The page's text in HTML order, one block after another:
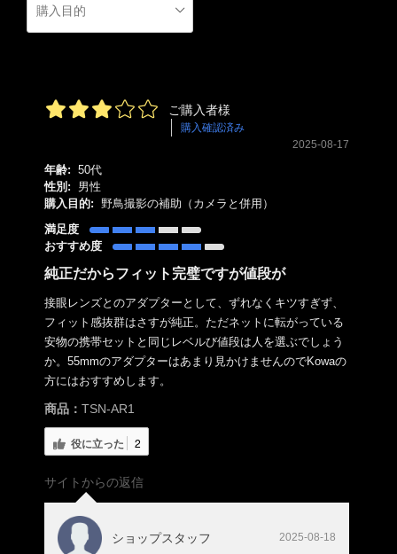
ご購入者様
購入確認済み
2025-08-17
年齢: 50代
性別:
男性
購入目的: 野鳥撮影の補助（カメラと併用）
満足度
おすすめ度
純正だからフィット完璧ですが値段が
接眼レンズとのアダプターとして、ずれなくキツすぎず、
フィット感抜群はさすが純正。ただネットに転がっている
安物の携帯セットと同じレベルび値段は人を選ぶでしょう
か。55mmのアダプターはあまり見かけませんのでKowaの
方にはおすすめします。
商品： TSN-AR1
役に立った 2
サイトからの返信
ショップスタッフ 2025-08-18